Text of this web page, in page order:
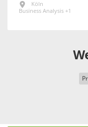
Köln
Business Analysis +1